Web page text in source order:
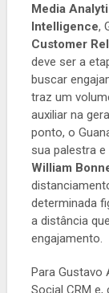
Media
Intelligence,
Customer
deve ser a
buscar
traz um
auxiliar na
ponto, o
sua palestra
William
determinada
a distância
engajamento.
Para Gustavo
Social CRM